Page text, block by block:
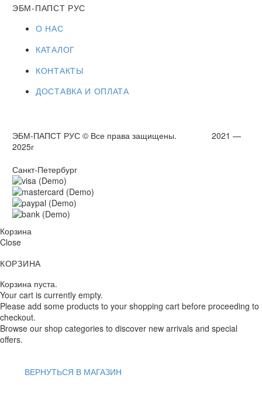
ЭБМ-ПАПСТ РУС
О НАС
КАТАЛОГ
КОНТАКТЫ
ДОСТАВКА И ОПЛАТА
ЭБМ-ПАПСТ РУС © Все права защищены. 2021 —
2025г
Санкт-Петербург
Корзина
Close
КОРЗИНА
Корзина пуста.
Your cart is currently empty.
Please add some products to your shopping cart before proceeding to
checkout.
Browse our shop categories to discover new arrivals and special
offers.
ВЕРНУТЬСЯ В МАГАЗИН